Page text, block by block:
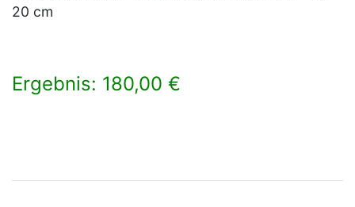
20 cm
Ergebnis: 180,00 €